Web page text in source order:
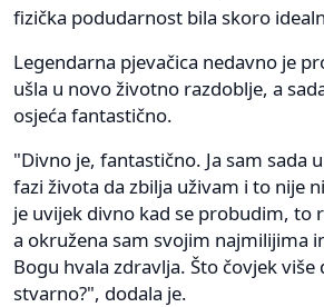
fizička podudarnost bila skoro
Legendarna pjevačica nedavno je
ušla u novo životno razdoblje, a
osjeća fantastično.
"Divno je, fantastično. Ja sam sada
fazi života da zbilja uživam i to nije
je uvijek divno kad se probudim, to
a okružena sam svojim najmilijima
Bogu hvala zdravlja. Što čovjek više
stvarno?", dodala je.